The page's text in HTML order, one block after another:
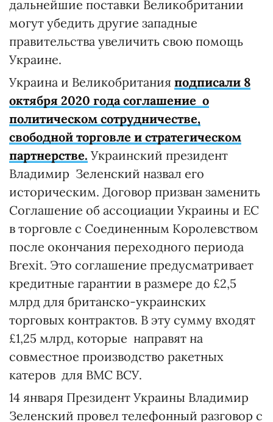
дальнейшие поставки Великобритании
могут убедить другие западные
правительства увеличить свою помощь
Украине.
Украина и Великобритания подписали 8
октября 2020 года соглашение о
политическом сотрудничестве,
свободной торговле и стратегическом
партнерстве. Украинский президент
Владимир Зеленский назвал его
историческим. Договор призван заменить
Соглашение об ассоциации Украины и ЕС
в торговле с Соединенным Королевством
после окончания переходного периода
Brexit. Это соглашение предусматривает
кредитные гарантии в размере до £2,5
млрд для британско-украинских
торговых контрактов. В эту сумму входят
£1,25 млрд, которые направят на
совместное производство ракетных
катеров для ВМС ВСУ.
14 января Президент Украины Владимир
Зеленский провел телефонный разговор с